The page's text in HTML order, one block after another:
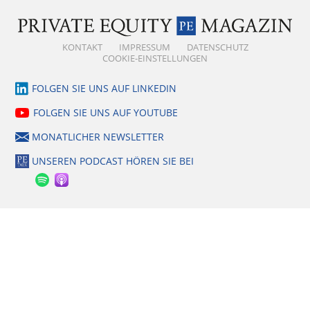
KONTAKT IMPRESSUM
DATENSCHUTZ
COOKIE-EINSTELLUNGEN
FOLGEN SIE UNS AUF LINKEDIN
FOLGEN SIE UNS AUF YOUTUBE
MONATLICHER NEWSLETTER
UNSEREN PODCAST HÖREN SIE BEI